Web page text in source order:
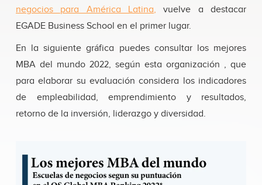
negocios para América Latina, vuelve a destacar
EGADE Business School en el primer lugar.
En la siguiente gráfica puedes consultar los mejores
MBA del mundo 2022, según esta organización , que
para elaborar su evaluación considera los indicadores
de empleabilidad, emprendimiento y resultados,
retorno de la inversión, liderazgo y diversidad.